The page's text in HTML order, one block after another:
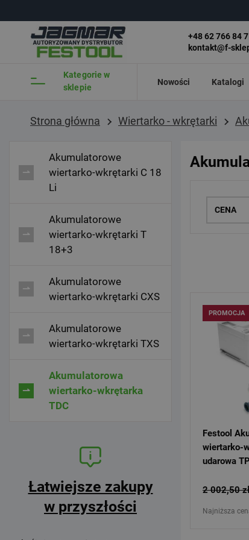
Przejdź do głównej treściPrzejdź do wyszukiwarki
+48 62 766 84
kontakt@f-
Kategorie w
sklepie
Nowości Katalogi
Strona główna Wiertarko - wkrętarki
Akumulatorowe
wiertarko-wkrętarki C 18
Li
Akumulatorowe
wiertarko-wkrętarki T
18+3
Akumulatorowe
wiertarko-wkrętarki CXS
Akumulatorowe
wiertarko-wkrętarki TXS
Akumulatorowa
wiertarko-wkrętarka
TDC
Łatwiejsze zakupy
w przyszłości
CENA
PROMOCJA
Festool
wiertarko-
udarowa
2 002,50
Najniższa